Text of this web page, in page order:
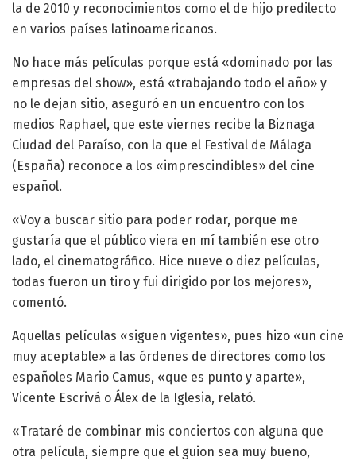
la de 2010 y reconocimientos como el de hijo predilecto
en varios países latinoamericanos.
No hace más películas porque está «dominado por las
empresas del show», está «trabajando todo el año» y
no le dejan sitio, aseguró en un encuentro con los
medios Raphael, que este viernes recibe la Biznaga
Ciudad del Paraíso, con la que el Festival de Málaga
(España) reconoce a los «imprescindibles» del cine
español.
«Voy a buscar sitio para poder rodar, porque me
gustaría que el público viera en mí también ese otro
lado, el cinematográfico. Hice nueve o diez películas,
todas fueron un tiro y fui dirigido por los mejores»,
comentó.
Aquellas películas «siguen vigentes», pues hizo «un cine
muy aceptable» a las órdenes de directores como los
españoles Mario Camus, «que es punto y aparte»,
Vicente Escrivá o Álex de la Iglesia, relató.
«Trataré de combinar mis conciertos con alguna que
otra película, siempre que el guion sea muy bueno,